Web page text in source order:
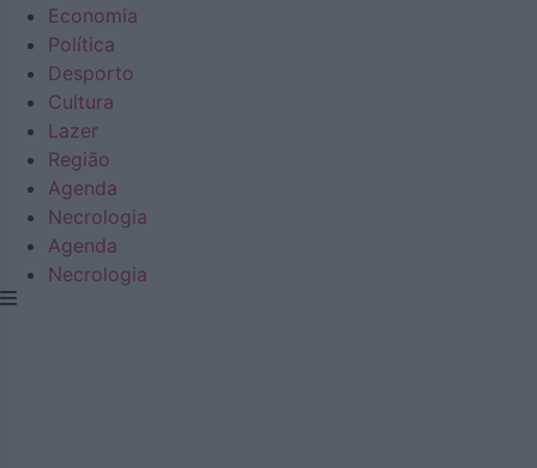
Economia
Política
Desporto
Cultura
Lazer
Região
Agenda
Necrologia
Agenda
Necrologia